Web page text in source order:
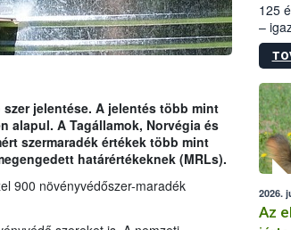
jelentése. A jelentés több mint
alapul. A Tagállamok, Norvégia és
szermaradék értékek több mint
határértékeknek (MRLs).
900 növényvédőszer-maradék
125
–
15.
2026.
Az